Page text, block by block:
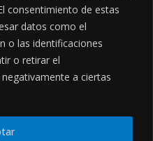
consentimiento de estas
datos como el
o las identificaciones
o retirar el
a ciertas
EN